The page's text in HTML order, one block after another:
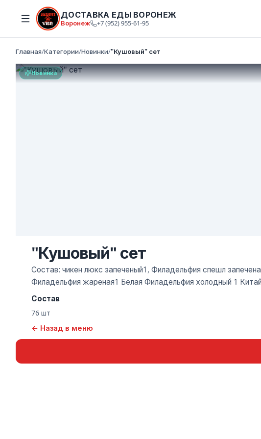
ДОСТАВКА ЕДЫ ВОРОНЕЖ
Воронеж +7 (952) 955-61-95
Главная/Категории/Новинки/"Кушовый" сет
Новинка
"Кушовый" сет
Состав: чикен люкс запеченый1, Филадельфия спешл
Филадельфия жареная1 Белая Филадельфия холодный 1
Состав
76 шт
← Назад в меню